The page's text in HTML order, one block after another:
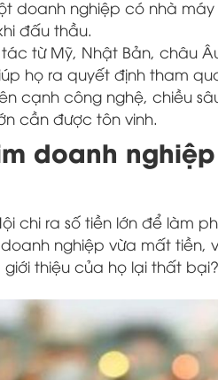
doanh nghiệp có nhà máy
đấu thầu.
từ Mỹ, Nhật Bản, châu
họ ra quyết định tham
cạnh công nghệ, chiều
cần được tôn vinh.
doanh
ra số tiền lớn để làm
nghiệp vừa mất tiền,
thiệu của họ lại thất bại?